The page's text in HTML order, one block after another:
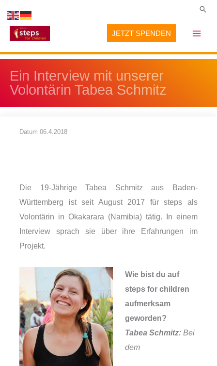
Inhalt
springen
JETZT SPENDEN
Ein Interview mit unserer
Volontärin Tabea Schmitz
Datum 06.4.2018
Die 19-Jährige Tabea Schmitz aus Baden-
Württemberg ist seit August 2017 für steps als
Volontärin in Okakarara (Namibia) tätig. In einem
Interview sprach sie über ihre Erfahrungen im
Projekt.
Wie bist du auf
steps for children
aufmerksam
geworden?
Tabea Schmitz:Bei
dem